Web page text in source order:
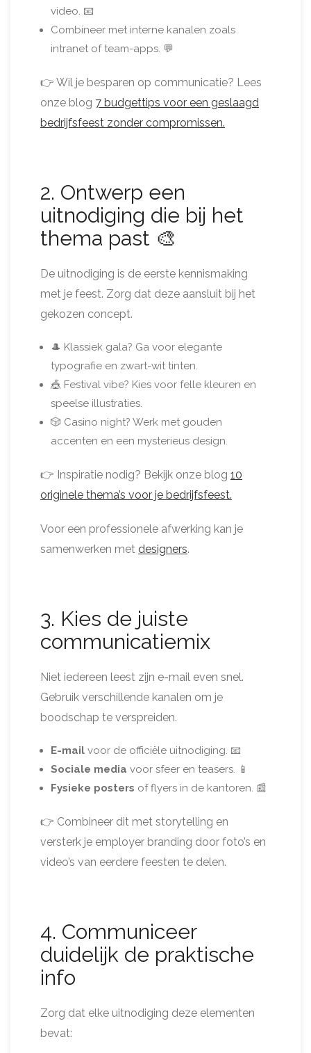
video. 📧
Combineer met interne kanalen zoals
intranet of team-apps. 💬
👉 Wil je besparen op communicatie? Lees
onze blog 7 budgettips voor een geslaagd
bedrijfsfeest zonder compromissen.
2. Ontwerp een
uitnodiging die bij het
thema past 🎨
De uitnodiging is de eerste kennismaking
met je feest. Zorg dat deze aansluit bij het
gekozen concept.
🎩 Klassiek gala? Ga voor elegante
typografie en zwart-wit tinten.
🎪 Festival vibe? Kies voor felle kleuren en
speelse illustraties.
🎲 Casino night? Werk met gouden
accenten en een mysterieus design.
👉 Inspiratie nodig? Bekijk onze blog 10
originele thema’s voor je bedrijfsfeest.
Voor een professionele afwerking kan je
samenwerken met designers.
3. Kies de juiste
communicatiemix
Niet iedereen leest zijn e-mail even snel.
Gebruik verschillende kanalen om je
boodschap te verspreiden.
E-mail voor de officiële uitnodiging. 📧
Sociale media voor sfeer en teasers. 📱
Fysieke posters of flyers in de kantoren. 📰
👉 Combineer dit met storytelling en
versterk je employer branding door foto’s en
video’s van eerdere feesten te delen.
4. Communiceer
duidelijk de praktische
info
Zorg dat elke uitnodiging deze elementen
bevat: